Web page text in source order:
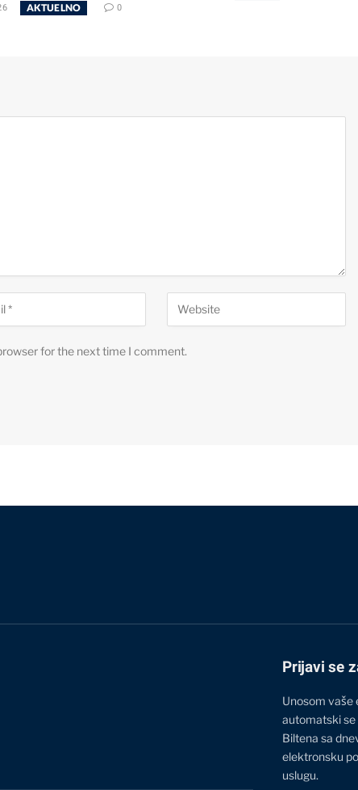
AKTUELNO 0
for the next time I comment.
Prijavi se
Unosom vaše
automatski se
Biltena sa
elektronsku
uslugu.